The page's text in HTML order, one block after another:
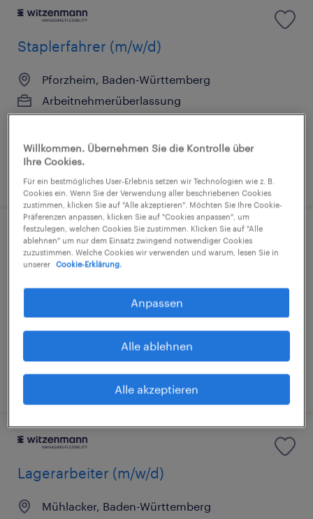
Staplerfahrer (m/w/d)
Pforzheim, Baden-Württemberg
Arbeitnehmerüberlassung
Industrie und Handwerk
1. August 2026
Lagerhelfer (m/w/d)
Pforzheim, Baden-Württemberg
€15,00 - €16,50 pro Stunde
Lagerarbeiter (m/w/d)
Mühlacker, Baden-Württemberg
Willkommen. Übernehmen Sie die Kontrolle über
Ihre Cookies.
Für ein bestmögliches User-Erlebnis setzen wir Technologien wie z. B.
Cookies ein. Wenn Sie der Verwendung aller beschriebenen Cookies
zustimmen, klicken Sie auf "Alle akzeptieren". Möchten Sie Ihre Cookie-
Präferenzen anpassen, klicken Sie auf "Cookies anpassen", um
festzulegen, welchen Cookies Sie zustimmen. Klicken Sie auf "Alle
ablehnen" um nur dem Einsatz zwingend notwendiger Cookies
zuzustimmen. Welche Cookies wir verwenden und warum, lesen Sie in
unserer
Cookie-Erklärung.
Anpassen
Alle ablehnen
Alle akzeptieren